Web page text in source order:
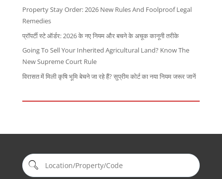
Property Stay Order: 2026 New Rules And Foolproof Legal
Remedies
प्रॉपर्टी स्टे ऑर्डर: 2026 के नए नियम और बचने के अचूक कानूनी तरीके
Going To Sell Your Inherited Agricultural Land? Know The
New Supreme Court Rule
विरासत में मिली कृषि भूमि बेचने जा रहे हैं? सुप्रीम कोर्ट का नया नियम जरूर जानें